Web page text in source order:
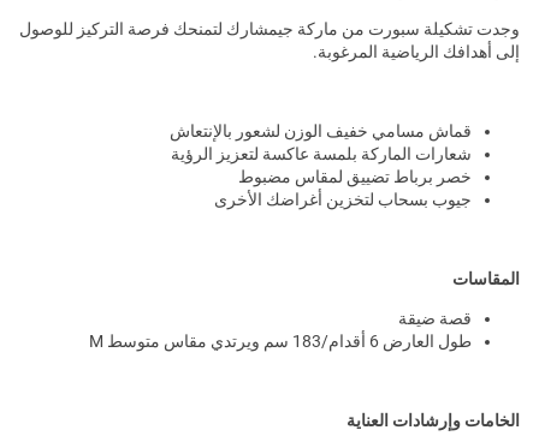
وجدت تشكيلة سبورت من ماركة جيمشارك لتمنحك فرصة التركيز للوصول
إلى أهدافك الرياضية المرغوبة.
قماش مسامي خفيف الوزن لشعور بالإنتعاش
شعارات الماركة بلمسة عاكسة لتعزيز الرؤية
خصر برباط تضييق لمقاس مضبوط
جيوب بسحاب لتخزين أغراضك الأخرى
المقاسات
قصة ضيقة
طول العارض 6 أقدام/183 سم ويرتدي مقاس متوسط M
الخامات وإرشادات العناية